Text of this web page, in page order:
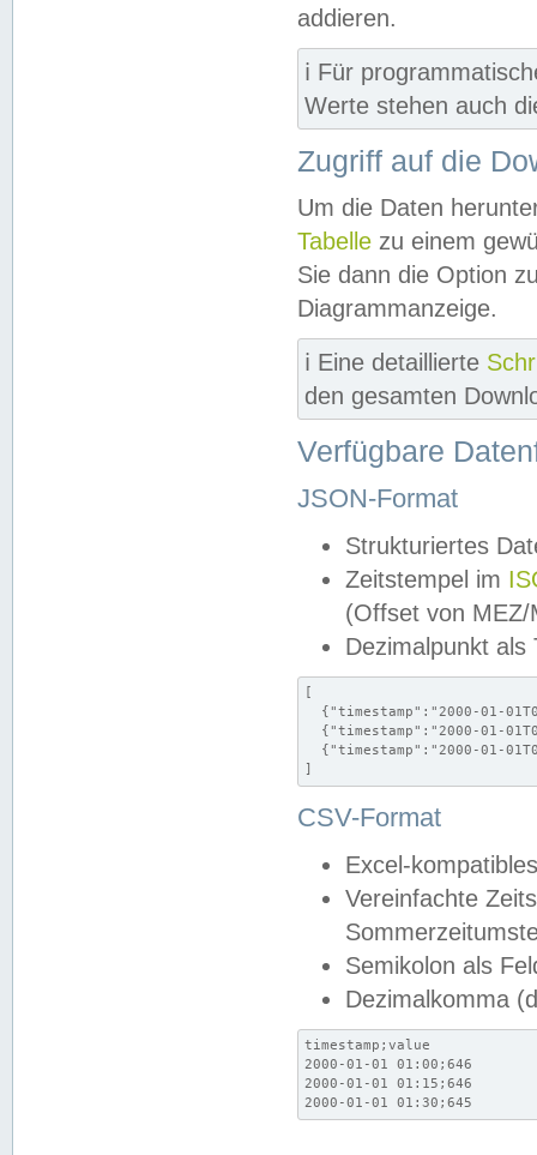
addieren.
ℹ️ Für
Werte stehen auch
Zugriff auf die
Um die Daten
Tabelle zu einem
Sie dann die Option
Diagrammanzeige.
ℹ️ Eine detaillierte
den gesamten
Verfügbare
JSON-Format
Strukturiertes
Zeitstempel im
(Offset von MEZ/
Dezimalpunkt als
[
{"timestamp":"2000-01-
{"timestamp":"2000-01-
{"timestamp":"2000-01-
]
CSV-Format
Excel-
Vereinfachte
Semikolon als
Dezimalkomma
timestamp;value
2000-01-01 01:00;646
2000-01-01 01:15;646
2000-01-01 01:30;645